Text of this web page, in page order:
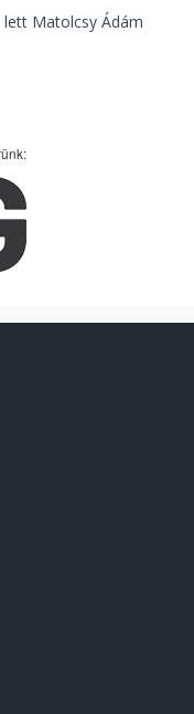
lett Matolcsy Ádám